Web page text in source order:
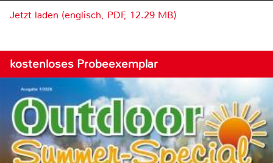
Jetzt laden (englisch, PDF, 12.29 MB)
kostenloses Probeexemplar